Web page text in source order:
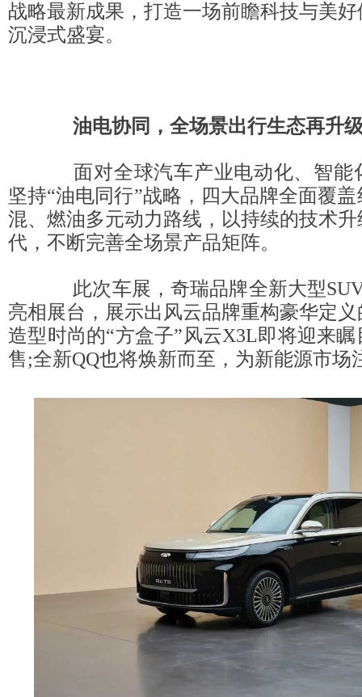
战略最新成果，打造一场前瞻科技与美
沉浸式盛宴。
油电协同，全场景出行生态再升
面对全球汽车产业电动化、智能
坚持“油电同行”战略，四大品牌全面覆
混、燃油多元动力路线，以持续的技术
代，不断完善全场景产品矩阵。
此次车展，奇瑞品牌全新大型SUV
亮相展台，展示出风云品牌重构豪华定
造型时尚的“方盒子”风云X3L即将迎来
售;全新QQ也将焕新而至，为新能源市场